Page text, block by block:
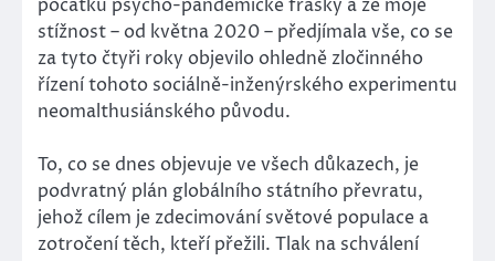
počátku psycho-pandemické frašky a že moje
stížnost – od května 2020 – předjímala vše, co se
za tyto čtyři roky objevilo ohledně zločinného
řízení tohoto sociálně-inženýrského experimentu
neomalthusiánského původu.
To, co se dnes objevuje ve všech důkazech, je
podvratný plán globálního státního převratu,
jehož cílem je zdecimování světové populace a
zotročení těch, kteří přežili. Tlak na schválení